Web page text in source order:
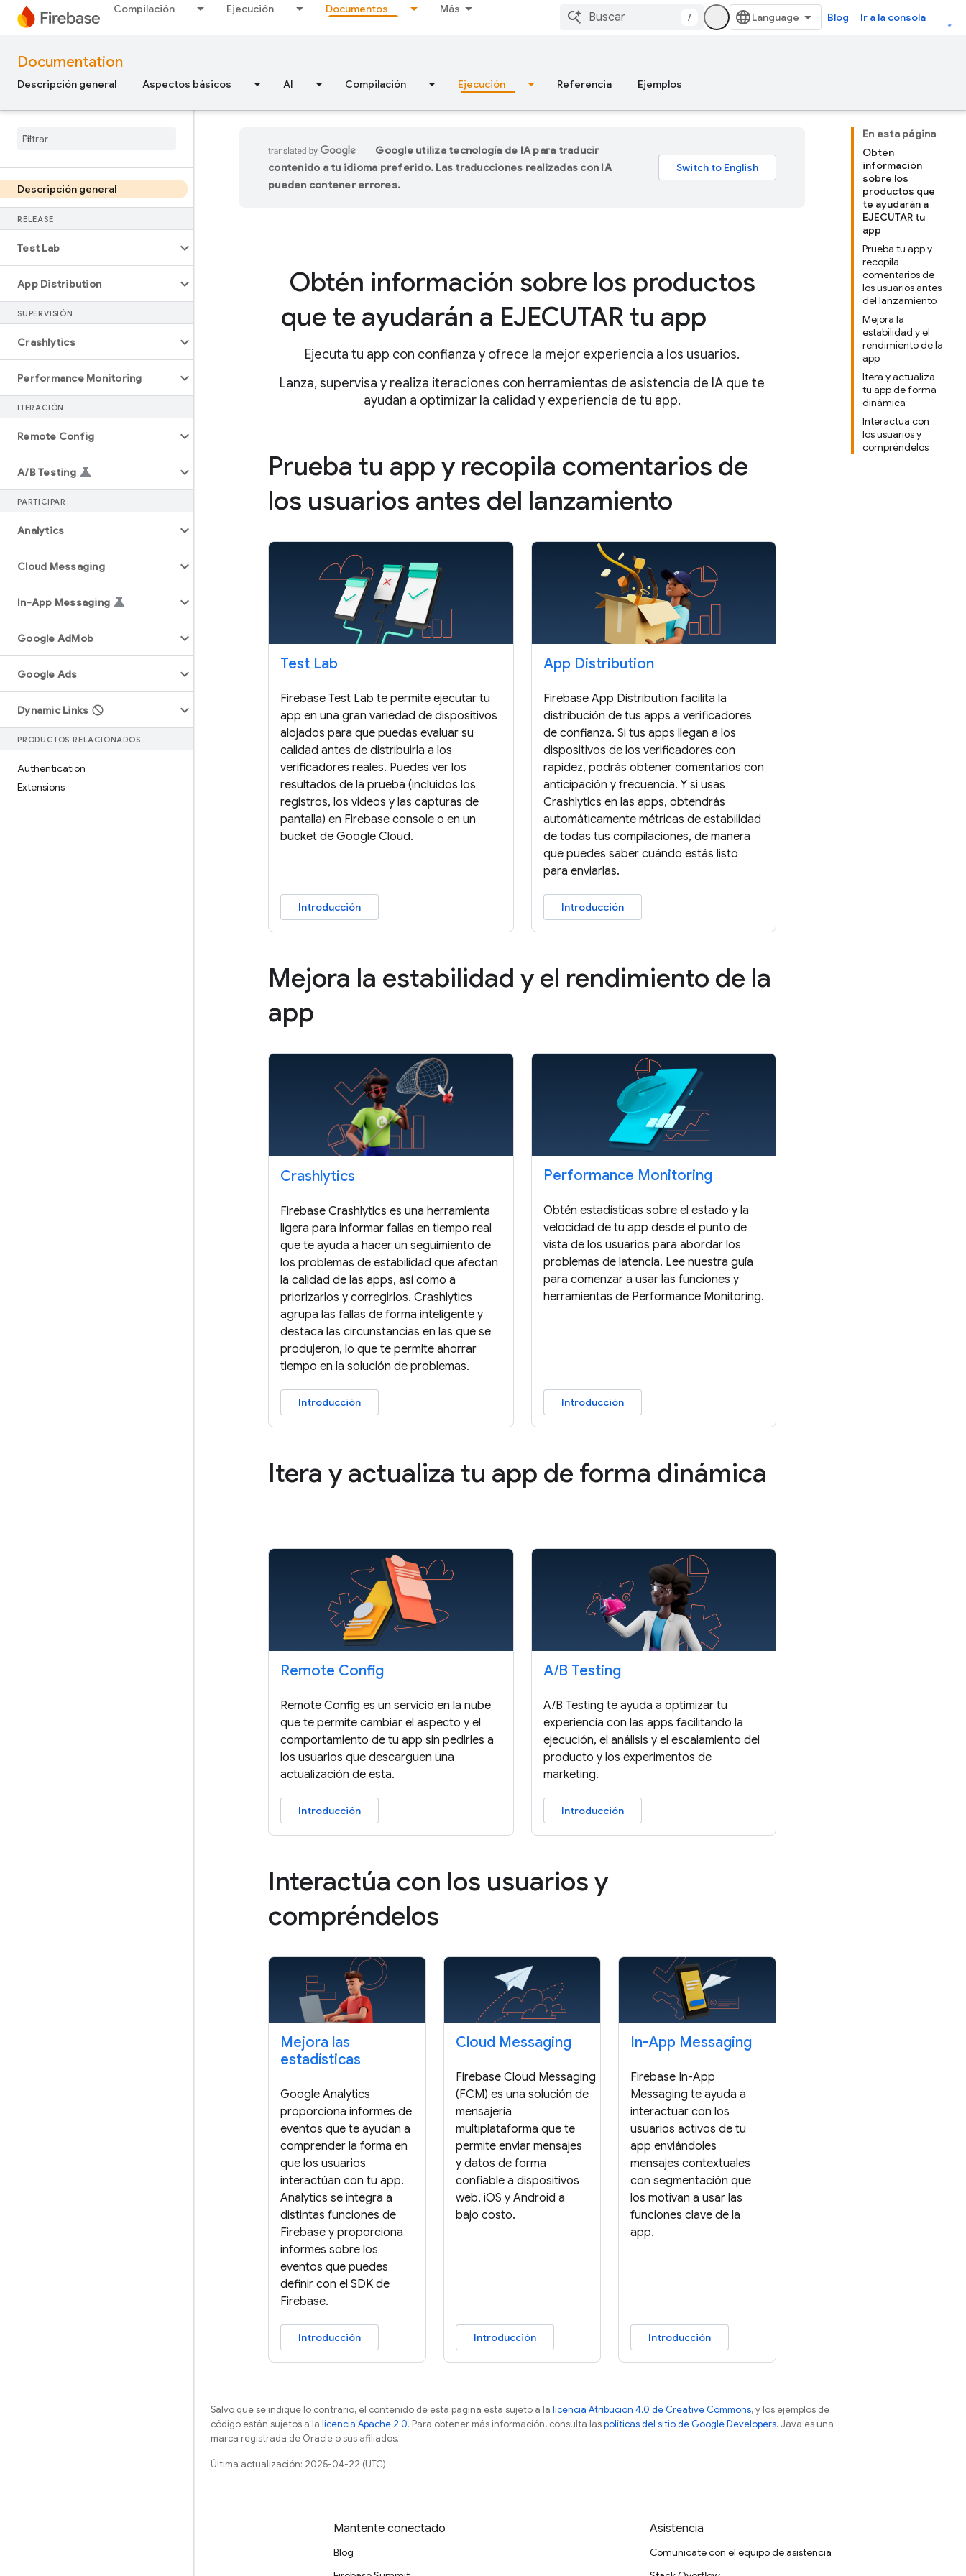
Compilación Ejecución Documentos Más
/ Blog Ir a la consola
Documentation
Descripción general Aspectos básicos AI Compilación Ejecución Referencia Ejemplos
Descripción general
RELEASE
Test Lab
App Distribution
SUPERVISIÓN
Crashlytics
Performance Monitoring
ITERACIÓN
Remote Config
A/B Testing
PARTICIPAR
Analytics
Cloud Messaging
In-App Messaging
Google AdMob
Google Ads
Dynamic Links
PRODUCTOS RELACIONADOS
Authentication
Extensions
En esta página
Obtén
información
sobre los
productos que
te ayudarán a
EJECUTAR tu
app
Prueba tu app y
recopila
comentarios de
los usuarios antes
del lanzamiento
Mejora la
estabilidad y el
rendimiento de la
app
Itera y actualiza
tu app de forma
dinámica
Interactúa con
los usuarios y
compréndelos
Google utiliza tecnología de IA para traducir
contenido a tu idioma preferido. Las traducciones realizadas con IA
pueden contener errores.
Obtén información sobre los productos
que te ayudarán a EJECUTAR tu app
Ejecuta tu app con confianza y ofrece la mejor experiencia a los usuarios.
Lanza, supervisa y realiza iteraciones con herramientas de asistencia de IA que te
ayudan a optimizar la calidad y experiencia de tu app.
Prueba tu app y recopila comentarios de
los usuarios antes del lanzamiento
Test Lab
Firebase Test Lab te permite ejecutar tu
app en una gran variedad de dispositivos
alojados para que puedas evaluar su
calidad antes de distribuirla a los
verificadores reales. Puedes ver los
resultados de la prueba (incluidos los
registros, los videos y las capturas de
pantalla) en Firebase console o en un
bucket de Google Cloud.
Introducción
App Distribution
Firebase App Distribution facilita la
distribución de tus apps a verificadores
de confianza. Si tus apps llegan a los
dispositivos de los verificadores con
rapidez, podrás obtener comentarios con
anticipación y frecuencia. Y si usas
Crashlytics en las apps, obtendrás
automáticamente métricas de estabilidad
de todas tus compilaciones, de manera
que puedes saber cuándo estás listo
para enviarlas.
Introducción
Mejora la estabilidad y el rendimiento de la
app
Crashlytics
Firebase Crashlytics es una herramienta
ligera para informar fallas en tiempo real
que te ayuda a hacer un seguimiento de
los problemas de estabilidad que afectan
la calidad de las apps, así como a
priorizarlos y corregirlos. Crashlytics
agrupa las fallas de forma inteligente y
destaca las circunstancias en las que se
produjeron, lo que te permite ahorrar
tiempo en la solución de problemas.
Introducción
Performance Monitoring
Obtén estadísticas sobre el estado y la
velocidad de tu app desde el punto de
vista de los usuarios para abordar los
problemas de latencia. Lee nuestra guía
para comenzar a usar las funciones y
herramientas de Performance Monitoring.
Introducción
Itera y actualiza tu app de forma dinámica
Remote Config
Remote Config es un servicio en la nube
que te permite cambiar el aspecto y el
comportamiento de tu app sin pedirles a
los usuarios que descarguen una
actualización de esta.
Introducción
A/B Testing
A/B Testing te ayuda a optimizar tu
experiencia con las apps facilitando la
ejecución, el análisis y el escalamiento del
producto y los experimentos de
marketing.
Introducción
Interactúa con los usuarios y
compréndelos
Mejora las
estadísticas
Google Analytics
proporciona informes de
eventos que te ayudan a
comprender la forma en
que los usuarios
interactúan con tu app.
Analytics se integra a
distintas funciones de
Firebase y proporciona
informes sobre los
eventos que puedes
definir con el SDK de
Firebase.
Introducción
Cloud Messaging
Firebase Cloud Messaging
(FCM) es una solución de
mensajería
multiplataforma que te
permite enviar mensajes
y datos de forma
confiable a dispositivos
web, iOS y Android a
bajo costo.
Introducción
In-App Messaging
Firebase In-App
Messaging te ayuda a
interactuar con los
usuarios activos de tu
app enviándoles
mensajes contextuales
con segmentación que
los motivan a usar las
funciones clave de la
app.
Introducción
Salvo que se indique lo contrario, el contenido de esta página está sujeto a la licencia Atribución 4.0 de Creative Commons, y los ejemplos de
código están sujetos a la licencia Apache 2.0. Para obtener más información, consulta laspolíticas del sitio de Google Developers. Java es una
marca registrada de Oracle o sus afiliados.
Última actualización: 2025-04-22 (UTC)
Mantente conectado
Blog
Asistencia
Comunícate con el equipo de asistencia